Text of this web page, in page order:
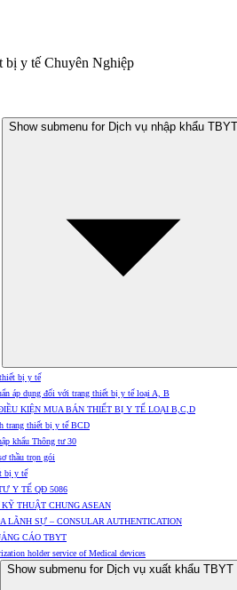
bị y tế Chuyên Nghiệp
Show submenu for Dịch vụ nhập khẩu TBYT
bị y tế
áp dụng đối với trang thiết bị y tế loại A, B
KIỆN MUA BÁN THIẾT BỊ Y TẾ LOẠI B,C,D
trang thiết bị y tế BCD
khẩu Thông tư 30
thầu trọn gói
bị y tế
Y TẾ QĐ 5086
KỸ THUẬT CHUNG ASEAN
LÃNH SỰ – CONSULAR AUTHENTICATION
CÁO TBYT
holder service of Medical devices
Show submenu for Dịch vụ xuất khẩu TBYT